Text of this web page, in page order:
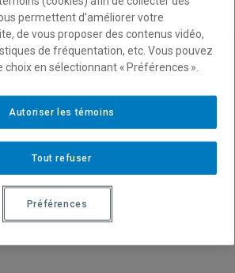
de la communauté
– ALLÔ!
permettent d’améliorer votre
de vous proposer des contenus vidéo,
de fréquentation, etc. Vous pouvez
en sélectionnant « Préférences ».
Tout refuser
Autoriser les témoins
Préférences